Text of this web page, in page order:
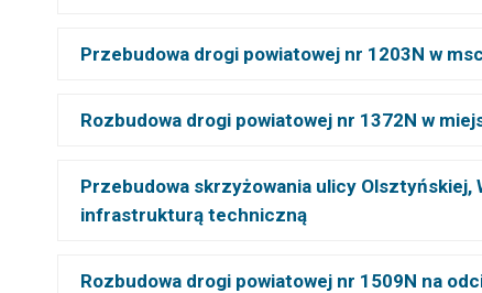
Przebudowa drogi powiatowej nr 1203N w
Rozbudowa drogi powiatowej nr 1372N w
Przebudowa skrzyżowania ulicy Olsztyńskiej,
infrastrukturą techniczną
Rozbudowa drogi powiatowej nr 1509N na